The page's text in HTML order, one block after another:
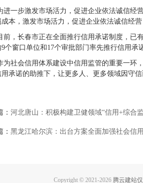
步激发市场活力，促进企业依法诚信经营
本，激发市场活力，促进企业依法诚信经
长春市正在全面推行信用承诺制度，已有
9个窗口单位和17个审批部门率先推行信用
会信用体系建设中信用监管的重要一环，
承诺的助推下，让更多人、更多领域因守信
： 河北唐山：积极构建卫健领域“信用+综合
： 黑龙江哈尔滨：出台方案全面加强社会信
Copyright © 2021-2026 腾云建站